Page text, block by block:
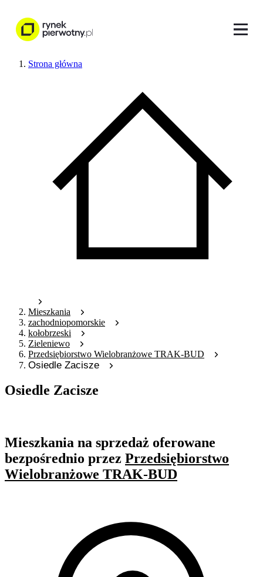
Strona główna
Mieszkania
zachodniopomorskie
kołobrzeski
Zieleniewo
Przedsiębiorstwo Wielobranżowe TRAK-BUD
Osiedle Zacisze
Osiedle Zacisze
Mieszkania na sprzedaż oferowane
bezpośrednio przez Przedsiębiorstwo
Wielobranżowe TRAK-BUD